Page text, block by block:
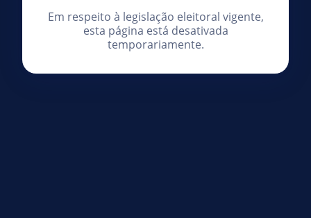
Em respeito à legislação eleitoral vigente,
esta página está desativada
temporariamente.